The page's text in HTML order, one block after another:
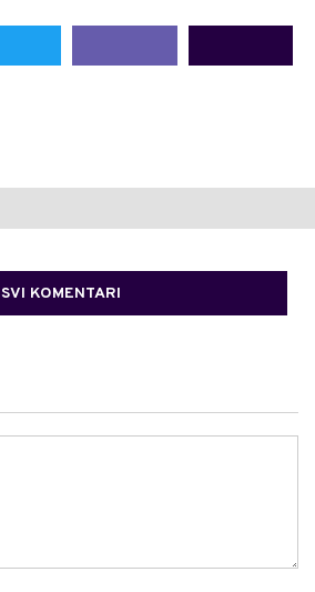
SVI KOMENTARI